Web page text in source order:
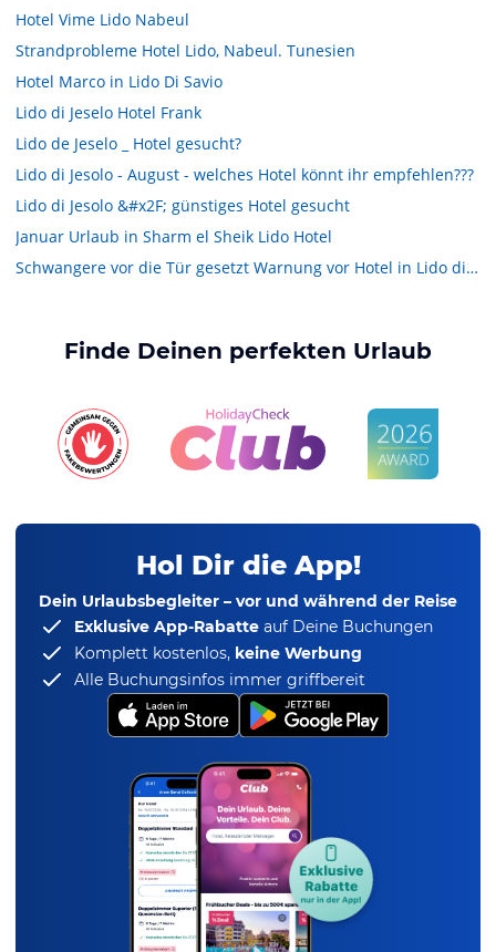
Hotel Vime Lido Nabeul
Strandprobleme Hotel Lido, Nabeul. Tunesien
Hotel Marco in Lido Di Savio
Lido di Jeselo Hotel Frank
Lido de Jeselo _ Hotel gesucht?
Lido di Jesolo - August - welches Hotel könnt ihr empfehlen???
Lido di Jesolo &#x2F; günstiges Hotel gesucht
Januar Urlaub in Sharm el Sheik Lido Hotel
Schwangere vor die Tür gesetzt Warnung vor Hotel in Lido di Camaiore
Finde Deinen perfekten Urlaub
Hol Dir die App!
Dein Urlaubsbegleiter – vor und während der Reise
Exklusive App-Rabatte auf Deine Buchungen
Komplett kostenlos, keine Werbung
Alle Buchungsinfos immer griffbereit